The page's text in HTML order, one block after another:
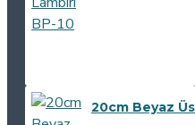
20cm Beyaz